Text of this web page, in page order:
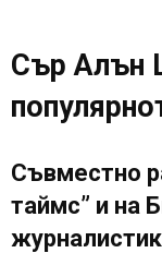
Сър Алън
Съвместно
таймс” и на